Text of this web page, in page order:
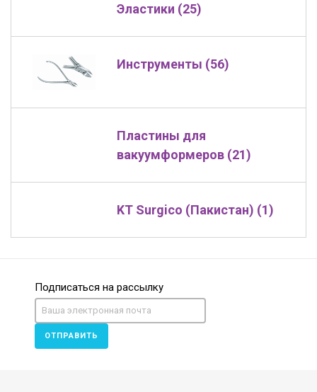
Эластики (25)
Инструменты (56)
Пластины для
вакуумформеров (21)
KT Surgico (Пакистан) (1)
Подписаться на рассылку
ОТПРАВИТЬ